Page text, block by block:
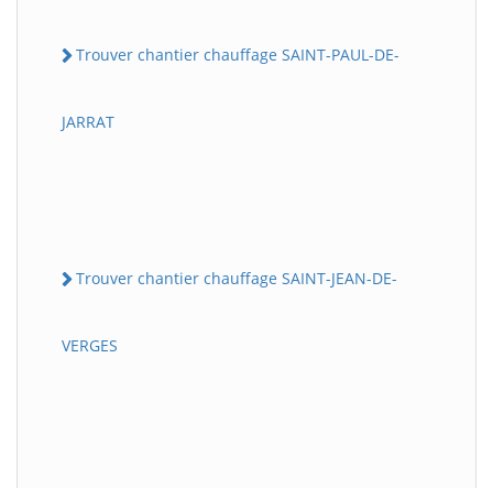
Trouver chantier chauffage SAINT-PAUL-DE-
JARRAT
Trouver chantier chauffage SAINT-JEAN-DE-
VERGES